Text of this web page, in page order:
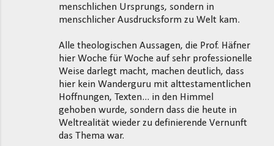
menschlichen Ursprungs, sondern in
menschlicher Ausdrucksform zu Welt kam.
Alle theologischen Aussagen, die Prof. Häfner
hier Woche für Woche auf sehr professionelle
Weise darlegt macht, machen deutlich, dass
hier kein Wanderguru mit alttestamentlichen
Hoffnungen, Texten... in den Himmel
gehoben wurde, sondern dass die heute in
Weltrealität wieder zu definierende Vernunft
das Thema war.